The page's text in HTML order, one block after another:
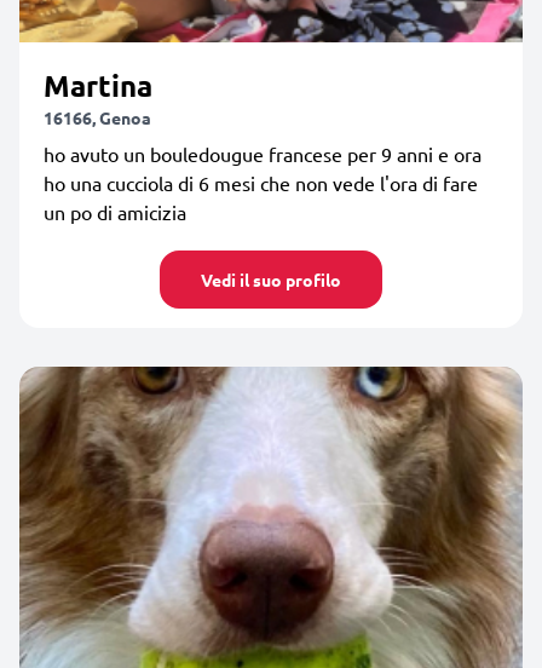
Martina
16166, Genoa
ho avuto un bouledougue francese per 9 anni e ora
ho una cucciola di 6 mesi che non vede l'ora di fare
un po di amicizia
Vedi il suo profilo